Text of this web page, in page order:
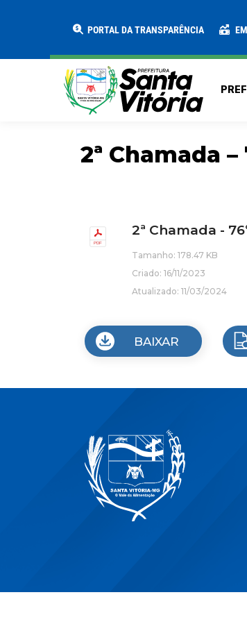
PORTAL DA TRANSPARÊNCIA
2ª Chamada
2ª Chamada -
Tamanho: 178.47 KB
Criado: 16/11/2023
Atualizado: 11/03/2024
BAIXAR